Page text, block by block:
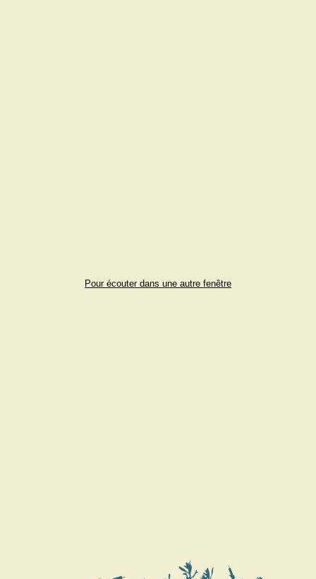
Pour écouter dans une autre fenêtre